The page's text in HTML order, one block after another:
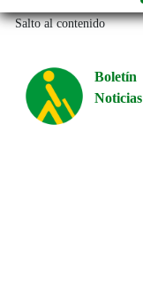
Salto al contenido
Boletín